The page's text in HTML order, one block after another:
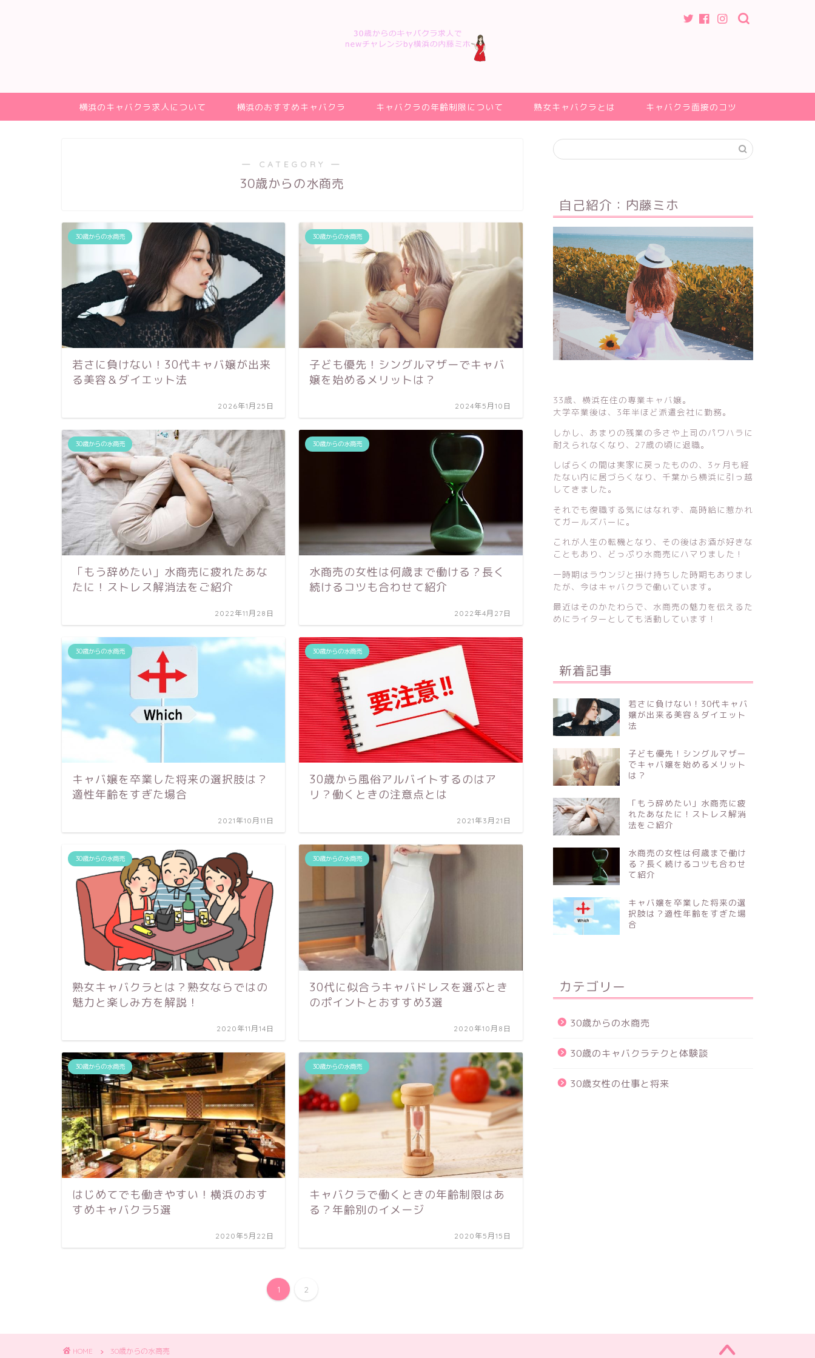
横浜のキャバクラ求人について 横浜のおすすめキャバクラ キャバクラの年齢制限について 熟女キャバクラとは キャバクラ面接のコツ
― CATEGORY ―
30歳からの水商売
30歳からの水商売
若さに負けない！30代キャバ嬢が出来
る美容＆ダイエット法
2026年1月25日
30歳からの水商売
子ども優先！シングルマザーでキャバ
嬢を始めるメリットは？
2024年5月10日
30歳からの水商売
「もう辞めたい」水商売に疲れたあな
たに！ストレス解消法をご紹介
2022年11月28日
30歳からの水商売
水商売の女性は何歳まで働ける？長く
続けるコツも合わせて紹介
2022年4月27日
30歳からの水商売
キャバ嬢を卒業した将来の選択肢は？
適性年齢をすぎた場合
2021年10月11日
30歳からの水商売
30歳から風俗アルバイトするのはア
リ？働くときの注意点とは
2021年3月21日
30歳からの水商売
熟女キャバクラとは？熟女ならではの
魅力と楽しみ方を解説！
2020年11月14日
30歳からの水商売
30代に似合うキャバドレスを選ぶとき
のポイントとおすすめ3選
2020年10月8日
30歳からの水商売
はじめてでも働きやすい！横浜のおす
すめキャバクラ5選
2020年5月22日
30歳からの水商売
キャバクラで働くときの年齢制限はあ
る？年齢別のイメージ
2020年5月15日
1 2
自己紹介：内藤ミホ
33歳、横浜在住の専業キャバ嬢。
大学卒業後は、3年半ほど派遣会社に勤務。
しかし、あまりの残業の多さや上司のパワハラに
耐えられなくなり、27歳の頃に退職。
しばらくの間は実家に戻ったものの、3ヶ月も経
たない内に居づらくなり、千葉から横浜に引っ越
してきました。
それでも復職する気にはなれず、高時給に惹かれ
てガールズバーに。
これが人生の転機となり、その後はお酒が好きな
こともあり、どっぷり水商売にハマりました！
一時期はラウンジと掛け持ちした時期もありまし
たが、今はキャバクラで働いています。
最近はそのかたわらで、水商売の魅力を伝えるた
めにライターとしても活動しています！
新着記事
若さに負けない！30代キャバ
嬢が出来る美容＆ダイエット
法
子ども優先！シングルマザー
でキャバ嬢を始めるメリット
は？
「もう辞めたい」水商売に疲
れたあなたに！ストレス解消
法をご紹介
水商売の女性は何歳まで働け
る？長く続けるコツも合わせ
て紹介
キャバ嬢を卒業した将来の選
択肢は？適性年齢をすぎた場
合
カテゴリー
30歳からの水商売
30歳のキャバクラテクと体験談
30歳女性の仕事と将来
HOME 30歳からの水商売